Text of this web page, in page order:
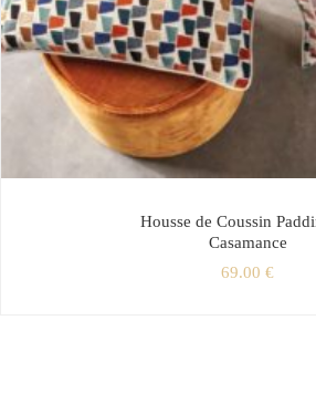
Housse de Coussin
Casamance
69.00 €